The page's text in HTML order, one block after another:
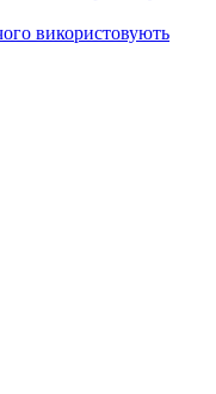
використовують